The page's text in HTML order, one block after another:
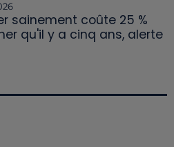
sainement coûte 25 %
qu'il y a cinq ans, alerte